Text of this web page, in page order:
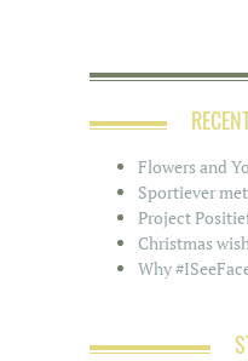
Flowers and
Sportiever
Project
Christmas
Why